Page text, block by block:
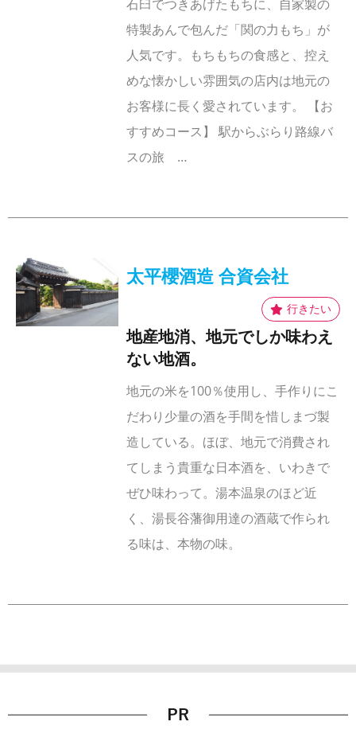
石臼でつきあげたもちに、自家製の
特製あんで包んだ「関の力もち」が
人気です。もちもちの食感と、控え
めな懐かしい雰囲気の店内は地元の
お客様に長く愛されています。 【お
すすめコース】 駅からぶらり路線バ
スの旅 …
太平櫻酒造 合資会社
地産地消、地元でしか味わえ
ない地酒。
地元の米を100％使用し、手作りにこ
だわり少量の酒を手間を惜しまづ製
造している。ほぼ、地元で消費され
てしまう貴重な日本酒を、いわきで
ぜひ味わって。湯本温泉のほど近
く、湯長谷藩御用達の酒蔵で作られ
る味は、本物の味。